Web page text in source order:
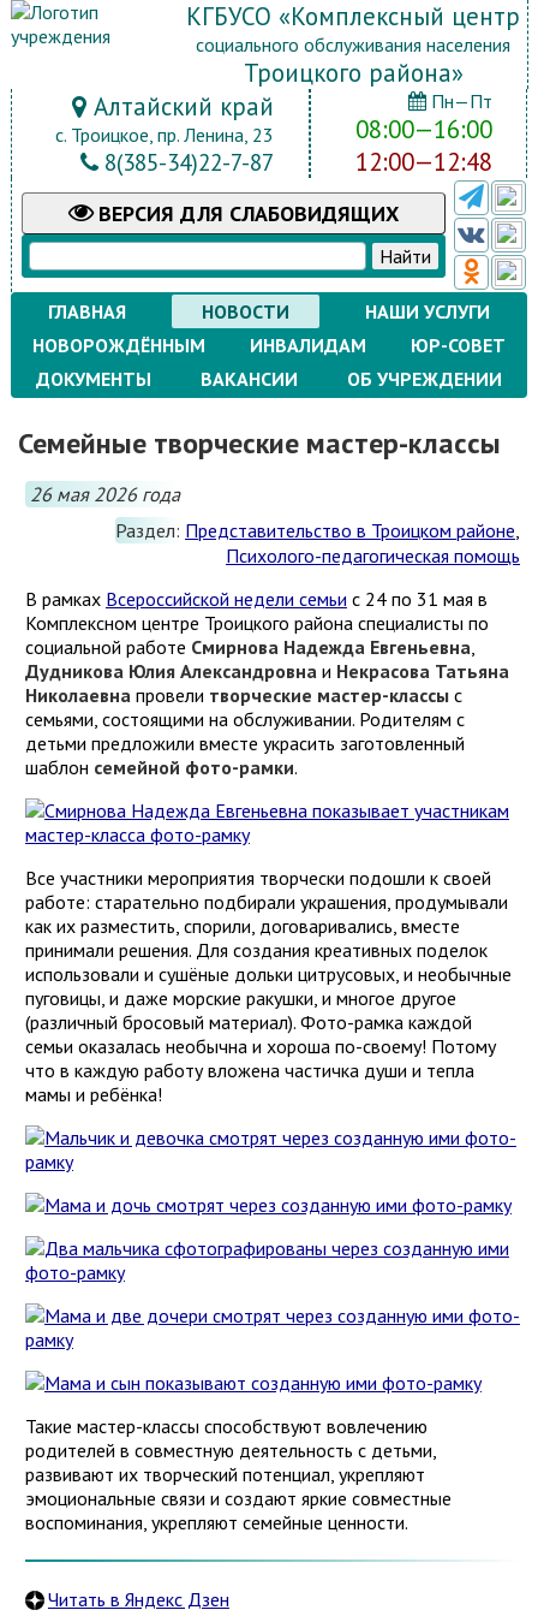
КГБУСО «Комплексный центр
социального обслуживания населения
Троицкого района»
Алтайский край
с. Троицкое, пр. Ленина, 23
8(385-34)22-7-87
Пн—Пт
08:00—16:00
12:00—12:48
ВЕРСИЯ ДЛЯ СЛАБОВИДЯЩИХ
ГЛАВНАЯ НОВОСТИ
НАШИ УСЛУГИ
НОВОРОЖДЁННЫМ
ИНВАЛИДАМ
ЮР-СОВЕТ
ДОКУМЕНТЫ
ВАКАНСИИ ОБ УЧРЕЖДЕНИИ
Семейные творческие мастер-классы
26 мая 2026 года
Раздел: Представительство в Троицком районе,
Психолого-педагогическая помощь
В рамках Всероссийской недели семьи с 24 по 31 мая в
Комплексном центре Троицкого района специалисты по
социальной работе Смирнова Надежда Евгеньевна,
Дудникова Юлия Александровнаи Некрасова Татьяна
Николаевнапровели творческие мастер-классыс
семьями, состоящими на обслуживании. Родителям с
детьми предложили вместе украсить заготовленный
шаблон семейной фото-рамки.
Все участники мероприятия творчески подошли к своей
работе: старательно подбирали украшения, продумывали
как их разместить, спорили, договаривались, вместе
принимали решения. Для создания креативных поделок
использовали и сушёные дольки цитрусовых, и необычные
пуговицы, и даже морские ракушки, и многое другое
(различный бросовый материал). Фото-рамка каждой
семьи оказалась необычна и хороша по-своему! Потому
что в каждую работу вложена частичка души и тепла
мамы и ребёнка!
Такие мастер-классы способствуют вовлечению
родителей в совместную деятельность с детьми,
развивают их творческий потенциал, укрепляют
эмоциональные связи и создают яркие совместные
воспоминания, укрепляют семейные ценности.
Читать в Яндекс Дзен